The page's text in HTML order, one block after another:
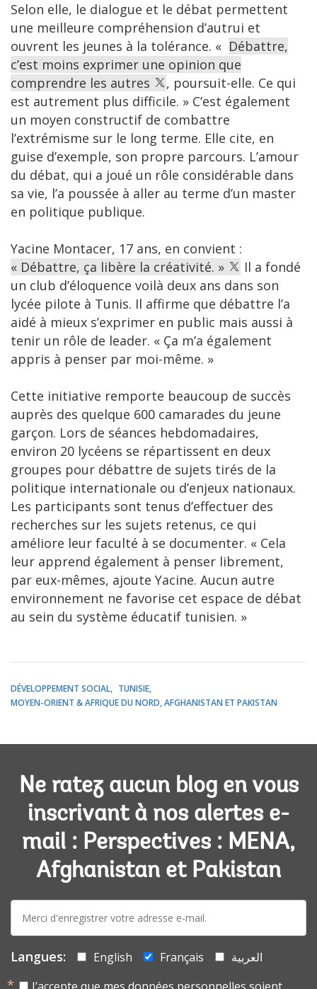
Selon elle, le dialogue et le débat permettent
une meilleure compréhension d’autrui et
ouvrent les jeunes à la tolérance. « Débattre,
c’est moins exprimer une opinion que
comprendre les autres
, poursuit-elle. Ce qui
est autrement plus difficile. » C’est également
un moyen constructif de combattre
l’extrémisme sur le long terme. Elle cite, en
guise d’exemple, son propre parcours. L’amour
du débat, qui a joué un rôle considérable dans
sa vie, l’a poussée à aller au terme d’un master
en politique publique.
Yacine Montacer, 17 ans, en convient :
« Débattre, ça libère la créativité. »
Il a fondé
un club d’éloquence voilà deux ans dans son
lycée pilote à Tunis. Il affirme que débattre l’a
aidé à mieux s’exprimer en public mais aussi à
tenir un rôle de leader. « Ça m’a également
appris à penser par moi-même. »
Cette initiative remporte beaucoup de succès
auprès des quelque 600 camarades du jeune
garçon. Lors de séances hebdomadaires,
environ 20 lycéens se répartissent en deux
groupes pour débattre de sujets tirés de la
politique internationale ou d’enjeux nationaux.
Les participants sont tenus d’effectuer des
recherches sur les sujets retenus, ce qui
améliore leur faculté à se documenter. « Cela
leur apprend également à penser librement,
par eux-mêmes, ajoute Yacine. Aucun autre
environnement ne favorise cet espace de débat
au sein du système éducatif tunisien. »
DÉVELOPPEMENT SOCIAL
TUNISIE
MOYEN-ORIENT & AFRIQUE DU NORD, AFGHANISTAN ET PAKISTAN
Ne ratez aucun blog en vous
inscrivant à nos alertes e-
mail : Perspectives : MENA,
Afghanistan et Pakistan
mail:
Langues: English Français
العربية